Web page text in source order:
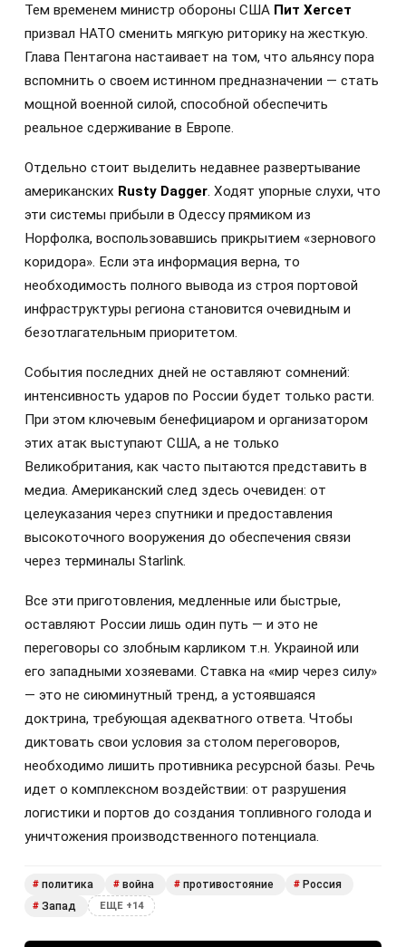
Тем временем министр обороны США Пит Хегсет
призвал НАТО сменить мягкую риторику на жесткую.
Глава Пентагона настаивает на том, что альянсу пора
вспомнить о своем истинном предназначении — стать
мощной военной силой, способной обеспечить
реальное сдерживание в Европе.
Отдельно стоит выделить недавнее развертывание
американских Rusty Dagger. Ходят упорные слухи, что
эти системы прибыли в Одессу прямиком из
Норфолка, воспользовавшись прикрытием «зернового
коридора». Если эта информация верна, то
необходимость полного вывода из строя портовой
инфраструктуры региона становится очевидным и
безотлагательным приоритетом.
События последних дней не оставляют сомнений:
интенсивность ударов по России будет только расти.
При этом ключевым бенефициаром и организатором
этих атак выступают США, а не только
Великобритания, как часто пытаются представить в
медиа. Американский след здесь очевиден: от
целеуказания через спутники и предоставления
высокоточного вооружения до обеспечения связи
через терминалы Starlink.
Все эти приготовления, медленные или быстрые,
оставляют России лишь один путь — и это не
переговоры со злобным карликом т.н. Украиной или
его западными хозяевами. Ставка на «мир через силу»
— это не сиюминутный тренд, а устоявшаяся
доктрина, требующая адекватного ответа. Чтобы
диктовать свои условия за столом переговоров,
необходимо лишить противника ресурсной базы. Речь
идет о комплексном воздействии: от разрушения
логистики и портов до создания топливного голода и
уничтожения производственного потенциала.
# политика # война # противостояние # Россия
# Запад ЕЩЕ +14